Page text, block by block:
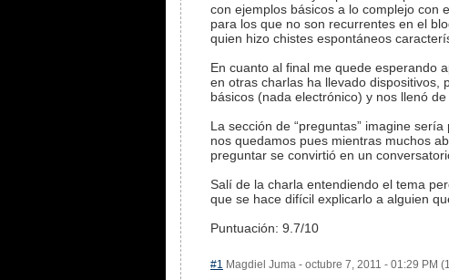
con ejemplos básicos a lo complejo con
para los que no son recurrentes en el
quien hizo chistes espontáneos
En cuanto al final me quede esperando
en otras charlas ha llevado dispositivos,
básicos (nada electrónico) y nos llenó de
La sección de “preguntas” imagine
nos quedamos pues mientras muchos
preguntar se convirtió en un
Salí de la charla entendiendo el tema
que se hace difícil explicarlo a alguien
Puntuación: 9.7/10
#1 Magdiel Juma - octubre 7, 2011 - 01:29 PM